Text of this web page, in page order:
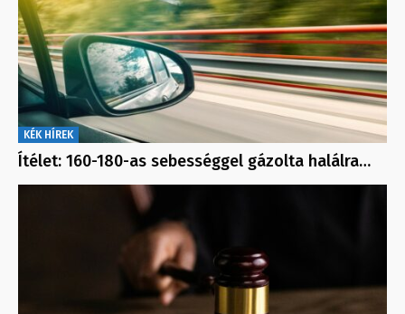
KÉK HÍREK
Ítélet: 160-180-as sebességgel gázolta halálra…